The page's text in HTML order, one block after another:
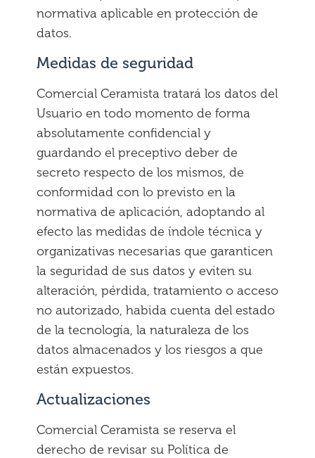
normativa aplicable en protección de
datos.
Medidas de seguridad
Comercial Ceramista tratará los datos del
Usuario en todo momento de forma
absolutamente confidencial y
guardando el preceptivo deber de
secreto respecto de los mismos, de
conformidad con lo previsto en la
normativa de aplicación, adoptando al
efecto las medidas de índole técnica y
organizativas necesarias que garanticen
la seguridad de sus datos y eviten su
alteración, pérdida, tratamiento o acceso
no autorizado, habida cuenta del estado
de la tecnología, la naturaleza de los
datos almacenados y los riesgos a que
están expuestos.
Actualizaciones
Comercial Ceramista se reserva el
derecho de revisar su Política de